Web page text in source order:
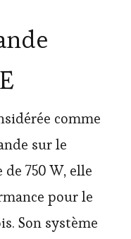
comme
sur le
750 W, elle
pour le
Son système